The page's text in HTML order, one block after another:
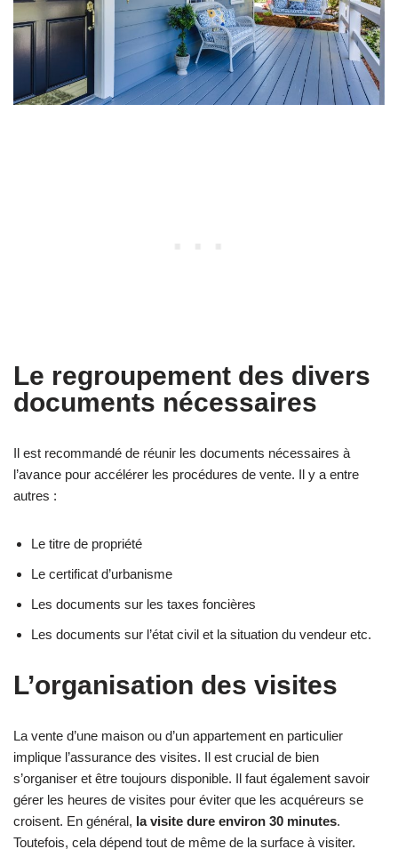
Le regroupement des divers
documents nécessaires
Il est recommandé de réunir les documents nécessaires à
l’avance pour accélérer les procédures de vente. Il y a entre
autres :
Le titre de propriété
Le certificat d’urbanisme
Les documents sur les taxes foncières
Les documents sur l’état civil et la situation du vendeur etc.
L’organisation des visites
La vente d’une maison ou d’un appartement en particulier
implique l’assurance des visites. Il est crucial de bien
s’organiser et être toujours disponible. Il faut également savoir
gérer les heures de visites pour éviter que les acquéreurs se
croisent. En général, la visite dure environ 30 minutes.
Toutefois, cela dépend tout de même de la surface à visiter.